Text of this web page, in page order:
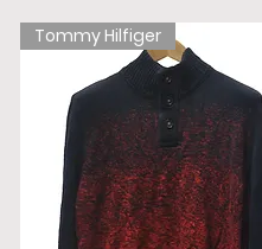
Tommy Hilfiger